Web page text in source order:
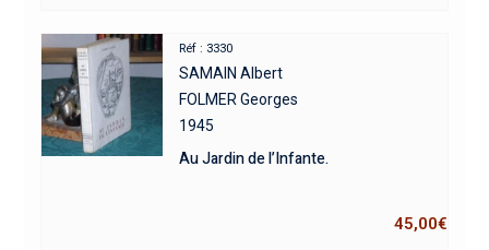
Réf : 3330
SAMAIN Albert
FOLMER Georges
1945
Au Jardin de l’Infante.
45,00€